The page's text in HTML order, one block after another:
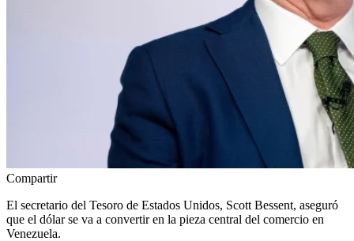
Compartir
El secretario del Tesoro de Estados Unidos, Scott Bessent, aseguró
que el dólar se va a convertir en la pieza central del comercio en
Venezuela.